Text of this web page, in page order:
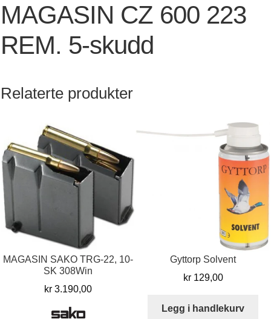
MAGASIN CZ 600 223
REM. 5-skudd
Relaterte produkter
MAGASIN SAKO TRG-22, 10-
SK 308Win
kr 3.190,00
Gyttorp Solvent
kr129,00
Legg i handlekurv